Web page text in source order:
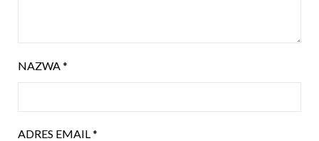
NAZWA*
ADRES EMAIL*